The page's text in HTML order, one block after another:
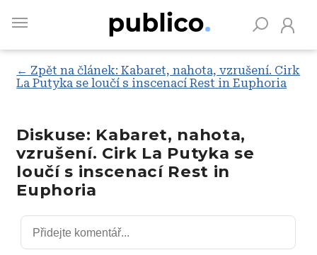
main
← Zpět na článek: Kabaret, nahota, vzrušení. Cirk
La Putyka se loučí s inscenací Rest in Euphoria
Diskuse: Kabaret, nahota,
vzrušení. Cirk La Putyka se
loučí s inscenací Rest in
Euphoria